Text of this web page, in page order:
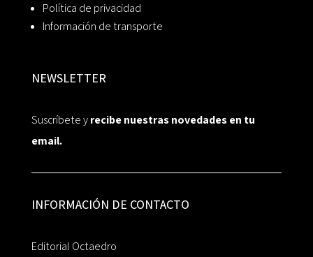
Política de privacidad
Información de transporte
NEWSLETTER
Suscríbete yrecibe nuestras novedades en tu
email.
INFORMACIÓN DE CONTACTO
Editorial Octaedro